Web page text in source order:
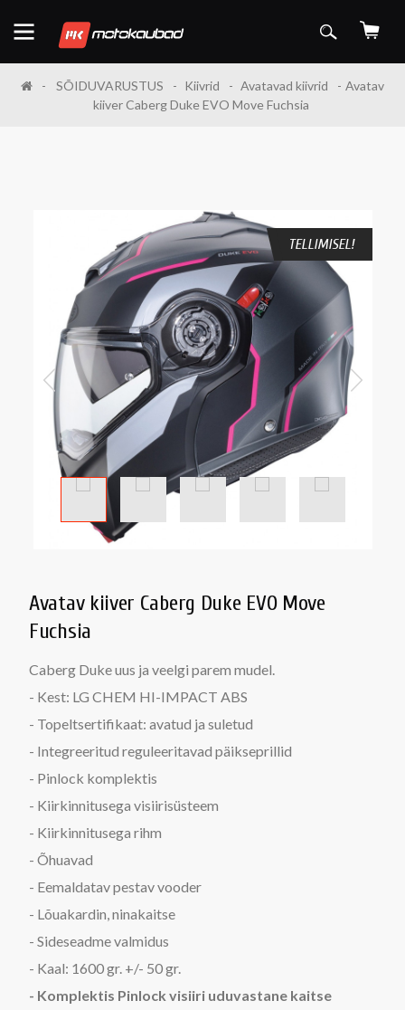
SÕIDUVARUSTUS Kiivrid Avatavad kiivrid
Avatav
kiiver Caberg Duke EVO Move Fuchsia
TELLIMISEL!
Avatav kiiver Caberg Duke EVO Move
Fuchsia
Caberg Duke uus ja veelgi parem mudel.
- Kest: LG CHEM HI-IMPACT ABS
- Topeltsertifikaat: avatud ja suletud
- Integreeritud reguleeritavad päikseprillid
- Pinlock komplektis
- Kiirkinnitusega visiirisüsteem
- Kiirkinnitusega rihm
- Õhuavad
- Eemaldatav pestav vooder
- Lõuakardin, ninakaitse
- Sideseadme valmidus
- Kaal: 1600 gr. +/- 50 gr.
- Komplektis Pinlock visiiri uduvastane kaitse